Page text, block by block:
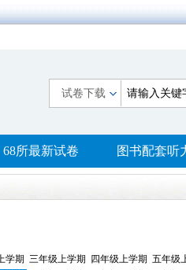
试卷下载
68所最新试卷 图书配套听
学期 三年级上学期 四年级上学期 五年级